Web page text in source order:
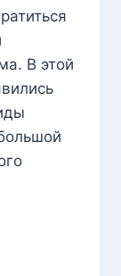
В этой